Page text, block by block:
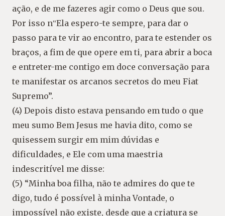
ação, e de me fazeres agir como o Deus que sou.
Por isso n‟Ela espero-te sempre, para dar o
passo para te vir ao encontro, para te estender os
braços, a fim de que opere em ti, para abrir a boca
e entreter-me contigo em doce conversação para
te manifestar os arcanos secretos do meu Fiat
Supremo”.
(4) Depois disto estava pensando em tudo o que
meu sumo Bem Jesus me havia dito, como se
quisessem surgir em mim dúvidas e
dificuldades, e Ele com uma maestria
indescritível me disse:
(5) “Minha boa filha, não te admires do que te
digo, tudo é possível à minha Vontade, o
impossível não existe, desde que a criatura se